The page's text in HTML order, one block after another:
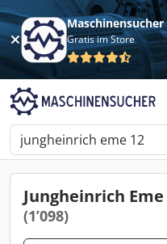
Maschinensucher
Gratis im Store
Jungheinrich
(1’098)